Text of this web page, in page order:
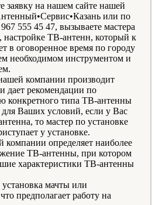
заявку на нашем сайте нашей
или по
555 45 47, вызываете мастера
настройке ТВ-антенн, который к
в оговоренное время по городу
необходимом инструментом и
компании производит
дает рекомендации по
конкретного типа ТВ-антенны
Ваших условий, если у Вас
то мастер по установке
у установке.
компании определяет наиболее
ТВ-антенны, при котором
характеристики ТВ-антенны
мачты или
предполагает работу на